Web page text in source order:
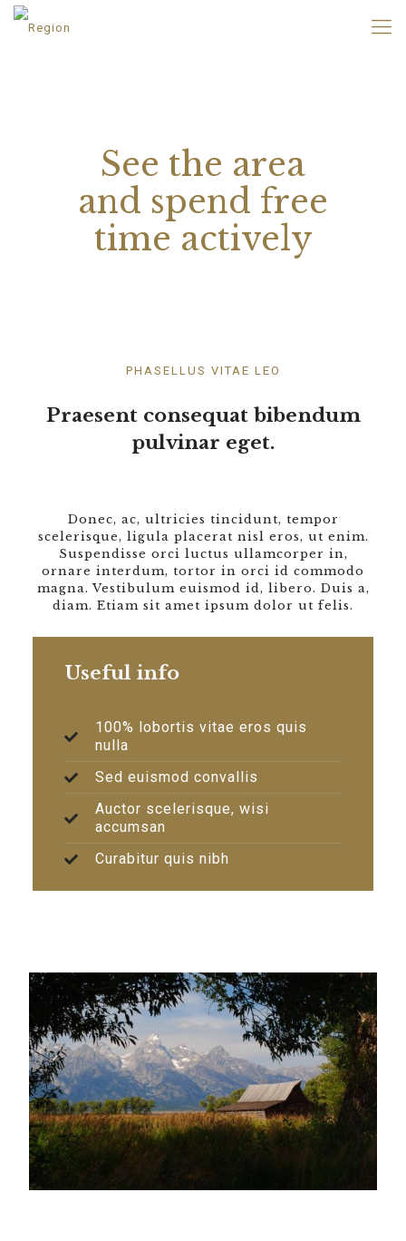
See the area
and spend free
time actively
PHASELLUS VITAE LEO
Praesent consequat bibendum
pulvinar eget.
Donec, ac, ultricies tincidunt, tempor
scelerisque, ligula placerat nisl eros, ut enim.
Suspendisse orci luctus ullamcorper in,
ornare interdum, tortor in orci id commodo
magna. Vestibulum euismod id, libero. Duis a,
diam. Etiam sit amet ipsum dolor ut felis.
Useful info
100% lobortis vitae eros quis
nulla
Sed euismod convallis
Auctor scelerisque, wisi
accumsan
Curabitur quis nibh